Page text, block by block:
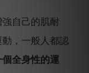
自己的肌耐
，一般人都認
個全身性的運